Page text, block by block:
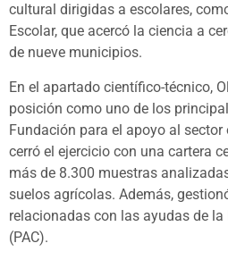
cultural dirigidas a escolares,
Escolar, que acercó la ciencia a
de nueve municipios.
En el apartado científico-técnico,
posición como uno de los
Fundación para el apoyo al
cerró el ejercicio con una cartera
más de 8.300 muestras
suelos agrícolas. Además,
relacionadas con las ayudas de
(PAC).